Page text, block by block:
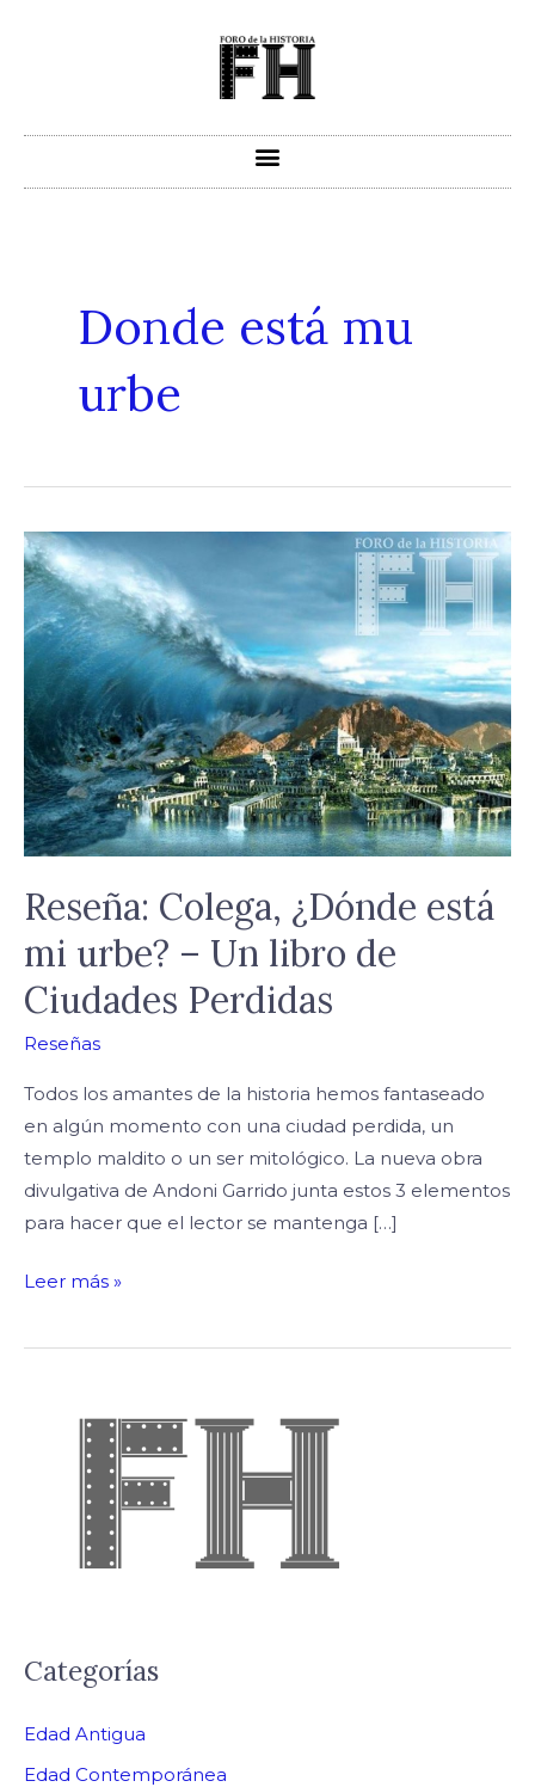
Donde está mu
urbe
Reseña: Colega, ¿Dónde está
mi urbe? – Un libro de
Ciudades Perdidas
Reseñas
Todos los amantes de la historia hemos fantaseado
en algún momento con una ciudad perdida, un
templo maldito o un ser mitológico. La nueva obra
divulgativa de Andoni Garrido junta estos 3 elementos
para hacer que el lector se mantenga […]
Reseña:
Colega,
¿Dónde
está
mi
urbe?
–
Un
libro
de
Perdidas
Leer más »
Categorías
Edad Antigua
Edad Contemporánea